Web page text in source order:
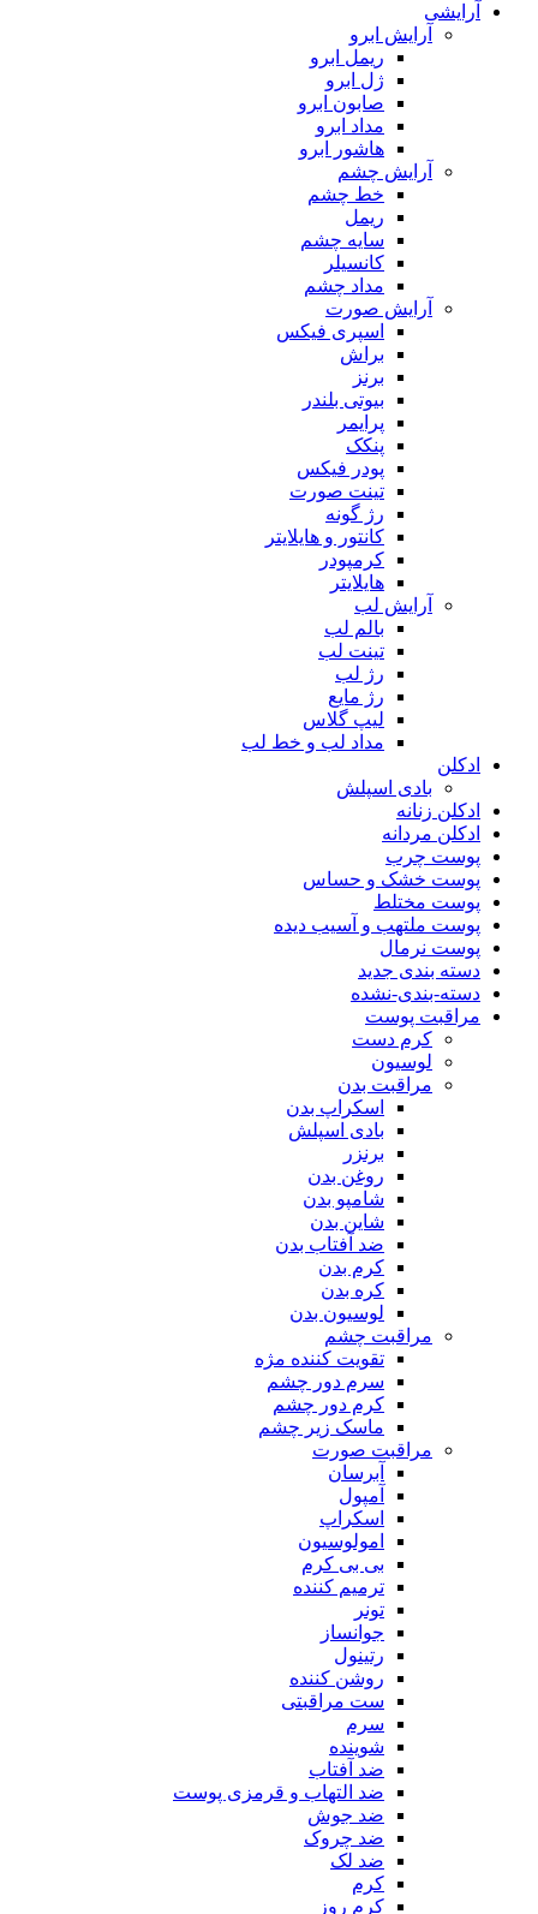
آرایشی
آرایش ابرو
ریمل ابرو
ژل ابرو
صابون ابرو
مداد ابرو
هاشور ابرو
آرایش چشم
خط چشم
ریمل
سایه چشم
کانسیلر
مداد چشم
آرایش صورت
اسپری فیکس
براش
برنز
بیوتی بلندر
پرایمر
پنکک
پودر فیکس
تینت صورت
رژ گونه
کانتور و هایلایتر
کرمپودر
هایلایتر
آرایش لب
بالم لب
تینت لب
رژ لب
رژ مایع
لیپ گلاس
مداد لب و خط لب
ادکلن
بادی اسپلش
ادکلن زنانه
ادکلن مردانه
پوست چرب
پوست خشک و حساس
پوست مختلط
پوست ملتهب و آسیب دیده
پوست نرمال
دسته بندی جدید
دسته-بندی-نشده
مراقبت پوست
کرم دست
لوسیون
مراقبت بدن
اسکراپ بدن
بادی اسپلش
برنزر
روغن بدن
شامپو بدن
شاین بدن
ضد آفتاب بدن
کرم بدن
کره بدن
لوسیون بدن
مراقبت چشم
تقویت کننده مژه
سرم دور چشم
کرم دور چشم
ماسک زیر چشم
مراقبت صورت
آبرسان
آمپول
اسکراپ
امولوسیون
بی بی کرم
ترمیم کننده
تونر
جوانساز
رتینول
روشن کننده
ست مراقبتی
سرم
شوینده
ضد آفتاب
ضد التهاب و قرمزی پوست
‌ضد جوش
ضد چروک
ضد لک
کرم
کرم روز